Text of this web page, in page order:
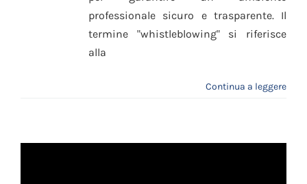
professionale sicuro e trasparente. Il
termine "whistleblowing" si riferisce
alla
Continua a leggere